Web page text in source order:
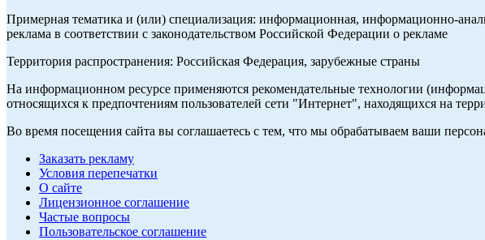
Примерная тематика и (или) специализация: информационная, информационно-
реклама в соответствии с законодательством Российской Федерации о рекламе
Территория распространения: Российская Федерация, зарубежные страны
На информационном ресурсе применяются рекомендательные технологии
относящихся к предпочтениям пользователей сети "Интернет", находящихся на
Во время посещения сайта вы соглашаетесь с тем, что мы обрабатываем ваши
Заказать рекламу
Условия перепечатки
О сайте
Лицензионное соглашение
Частые вопросы
Пользовательское соглашение